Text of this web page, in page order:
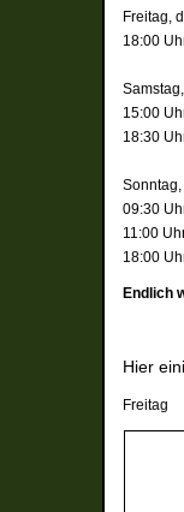
Freitag,
18:00
15:00
18:30
09:30
11:00
18:00
Endlich
Hier
Freitag